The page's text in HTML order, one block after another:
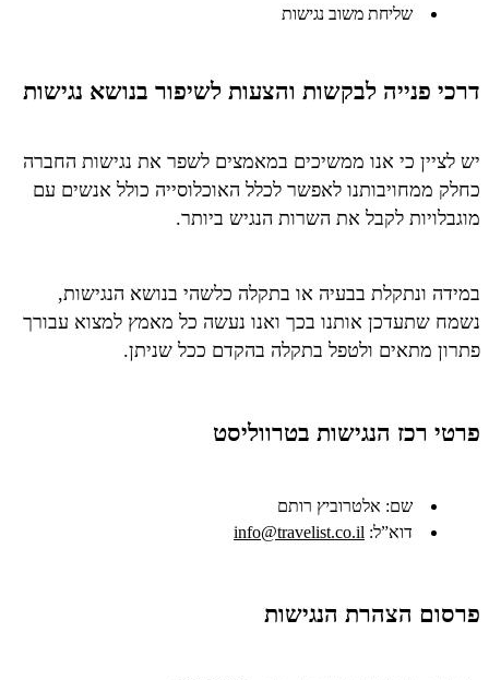
שליחת משוב נגישות
דרכי פנייה לבקשות והצעות לשיפור בנושא נגישות
יש לציין כי אנו ממשיכים במאמצים לשפר את נגישות החברה
כחלק ממחויבותנו לאפשר לכלל האוכלוסייה כולל אנשים עם
מוגבלויות לקבל את השרות הנגיש ביותר.
במידה ונתקלת בבעיה או בתקלה כלשהי בנושא הנגישות,
נשמח שתעדכן אותנו בכך ואנו נעשה כל מאמץ למצוא עבורך
פתרון מתאים ולטפל בתקלה בהקדם ככל שניתן.
פרטי רכז הנגישות בטרווליסט
שם: אלטרוביץ רותם
דוא”ל: info@travelist.co.il
פרסום הצהרת הנגישות